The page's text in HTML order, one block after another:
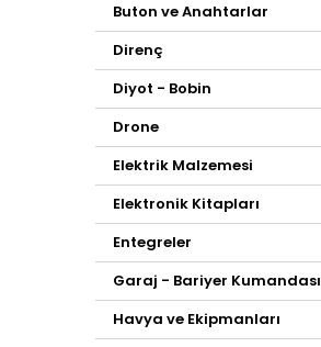
Buton ve Anahtarlar
Direnç
Diyot - Bobin
Drone
Elektrik Malzemesi
Elektronik Kitapları
Entegreler
Garaj - Bariyer Kumandası
Havya ve Ekipmanları